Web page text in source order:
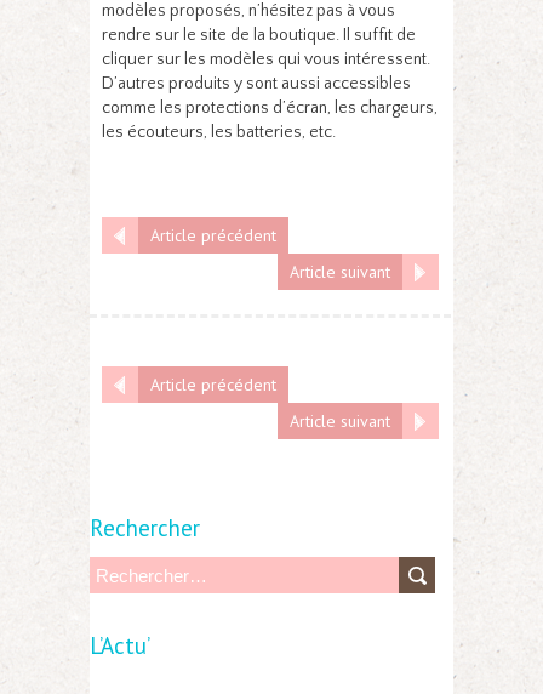
modèles proposés, n’hésitez pas à vous
rendre sur le site de la boutique. Il suffit de
cliquer sur les modèles qui vous intéressent.
D’autres produits y sont aussi accessibles
comme les protections d’écran, les chargeurs,
les écouteurs, les batteries, etc.
Article précédent
Article suivant
Article précédent
Article suivant
Rechercher
cL’Actu’